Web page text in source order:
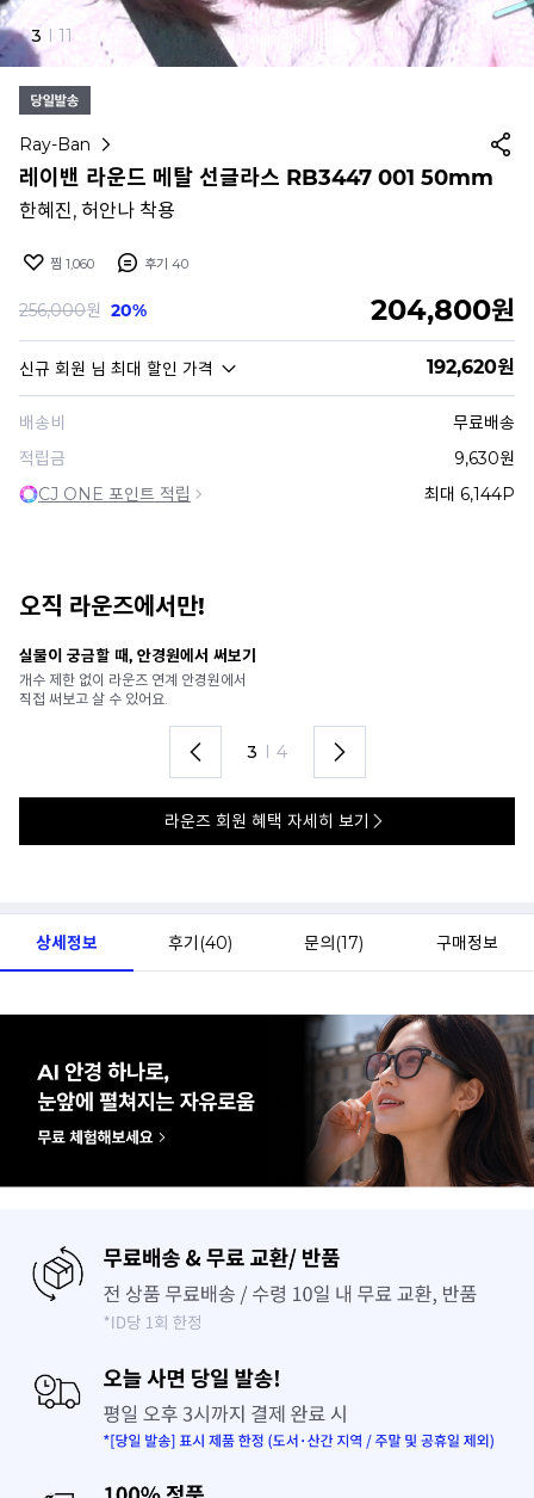
4 I 11
Ray-Ban
레이밴 라운드 메탈 선글라스 RB3447 001 50mm
한혜진, 허안나 착용
찜 1,060 후기 40
256,000원 20% 204,800원
신규 회원 님 최대 할인 가격 192,620원
배송비
무료배송
적립금
9,630원
CJ ONE 포인트 적립
최대 6,144P
오직 라운즈에서만!
안경 렌즈 맞춤까지 한 번에
가까운 안경원으로 배송받아
렌즈 맞춤부터 피팅까지 편하게!
4 I 4
라운즈 회원 혜택 자세히 보기
상세정보 후기(40) 문의(17) 구매정보